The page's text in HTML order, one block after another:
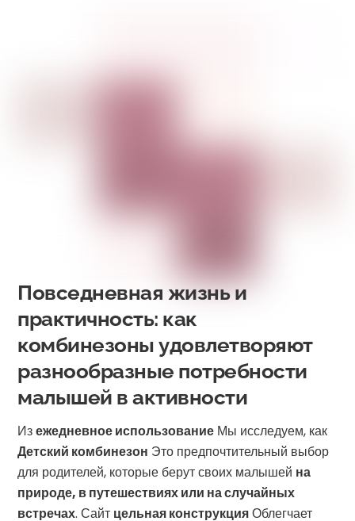
Повседневная жизнь и
практичность: как
комбинезоны удовлетворяют
разнообразные потребности
малышей в активности
Изежедневное использование Мы исследуем, как
Детский комбинезон Это предпочтительный выбор
для родителей, которые берут своих малышей на
природе, в путешествиях или на случайных
встречах. Сайт цельная конструкцияОблегчает